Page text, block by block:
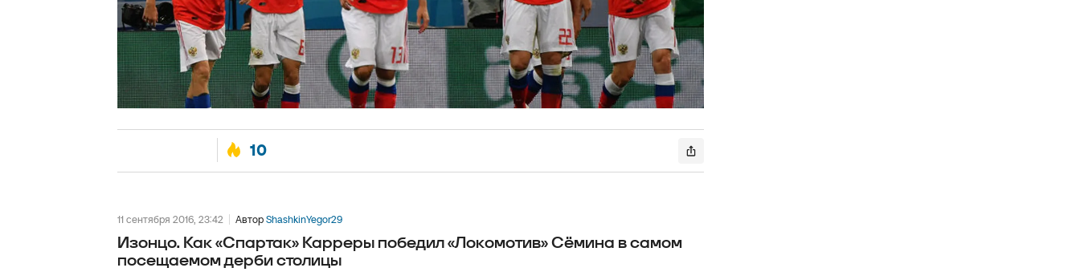
10
11 сентября 2016, 23:42 АвторShashkinYegor29
Изонцо. Как «Спартак» Карреры победил «Локомотив» Сёмина в самом
посещаемом дерби столицы